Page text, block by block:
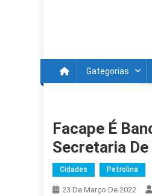
Gategorias
Facape É
Secretaria
Cidades Petrolina
23 De Março De 2022